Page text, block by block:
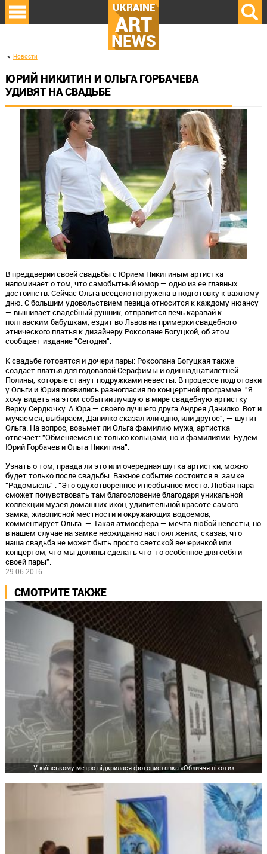
UKRAINE
ART
NEWS
Новости
ЮРИЙ НИКИТИН И ОЛЬГА ГОРБАЧЕВА
УДИВЯТ НА СВАДЬБЕ
В преддверии своей свадьбы с Юрием Никитиным артистка
напоминает о том, что самобытный юмор — одно из ее главных
достоинств. Сейчас Ольга всецело погружена в подготовку к важному
дню. С большим удовольствием певица относится к каждому нюансу
— вышивает свадебный рушник, отправится печь каравай к
полтавским бабушкам, ездит во Львов на примерки свадебного
этнического платья к дизайнеру Роксолане Богуцкой, об этом
сообщает издание "Сегодня".
К свадьбе готовятся и дочери пары: Роксолана Богуцкая также
создает платья для годовалой Серафимы и одиннадцатилетней
Полины, которые станут подружками невесты. В процессе подготовки
у Ольги и Юрия появились разногласия по концертной программе. "Я
хочу видеть на этом событии лучшую в мире свадебную артистку
Верку Сердючку. А Юра — своего лучшего друга Андрея Данилко. Вот и
мучаемся, выбираем, Данилко сказал или одно, или другое", — шутит
Ольга. На вопрос, возьмет ли Ольга фамилию мужа, артистка
отвечает: "Обменяемся не только кольцами, но и фамилиями. Будем
Юрий Горбачев и Ольга Никитина".
Узнать о том, правда ли это или очередная шутка артистки, можно
будет только после свадьбы. Важное событие состоится в замке
"Радомысль" . "Это одухотворенное и необычное место. Любая пара
сможет почувствовать там благословение благодаря уникальной
коллекции музея домашних икон, удивительной красоте самого
замка, живописной местности и окружающих водоемов, —
комментирует Ольга. — Такая атмосфера — мечта любой невесты, но
в нашем случае на замке неожиданно настоял жених, сказав, что
наша свадьба не может быть просто светской вечеринкой или
концертом, что мы должны сделать что-то особенное для себя и
своей пары".
29.06.2016
СМОТРИТЕ ТАКЖЕ
У київському метро відкрилася фотовиставка «Обличчя піхоти»